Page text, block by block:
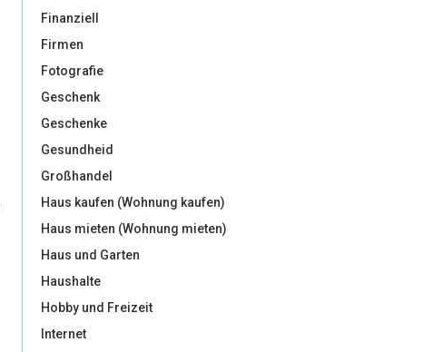
Finanziell
Firmen
Fotografie
Geschenk
Geschenke
Gesundheid
Großhandel
Haus kaufen (Wohnung kaufen)
Haus mieten (Wohnung mieten)
Haus und Garten
Haushalte
Hobby und Freizeit
Internet